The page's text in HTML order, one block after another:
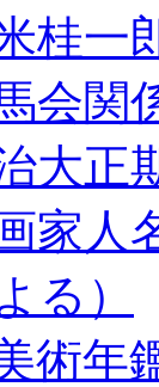
桂一
会関
大正
家人
る）
術年